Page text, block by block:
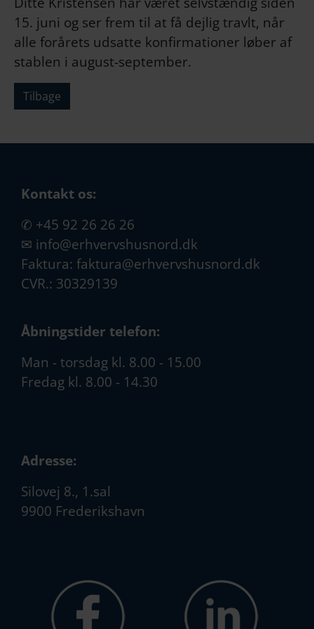
15. juni og ser frem til at få dejlig travlt, når
alle forårets udsatte konfirmationer løber af
stablen i august-september.
Tilbage
Kontakt os:
✆ +45 92 26 26 26
✉ info@erhvervshusnord.dk
Faktura: faktura@erhvervshusnord.dk
CVR.: 30329139
Åbningstider telefon:
Man - torsdag kl. 8.00 - 15.00
Fredag kl. 8.00 - 14.30
Adresse:
Silovej 8., 1.sal
9900 Frederikshavn